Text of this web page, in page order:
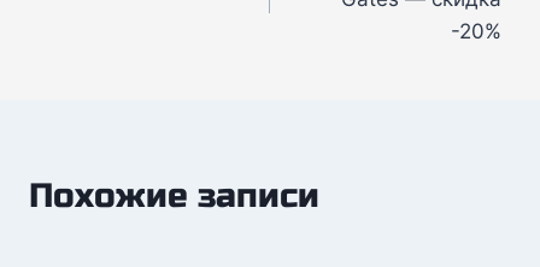
-20%
Похожие записи